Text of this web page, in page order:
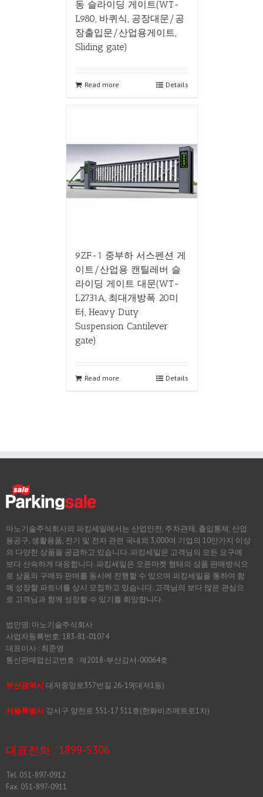
동 슬라이딩 게이트(WT-
L980, 바퀴식, 공장대문/공
장출입문/산업용게이트,
Sliding gate)
Read more Details
9ZF-1 중부하 서스펜션 게
이트/산업용 캔틸레버 슬
라이딩 게이트 대문(WT-
L2731A, 최대개방폭 20미
터, Heavy Duty
Suspension Cantilever
gate)
Read more Details
마노기술주식회사의 파킹세일에서는 산업안전, 주차관제, 출입통제, 산업
용공구, 생활용품, 전기 및 전자 관련 국내외 3,000여 기업의 10만가지 이상
의 다양한 상품을 공급하고 있습니다. 파킹세일은 고객님의 모든 요구에
보다 신속하게 대응합니다. 파킹세일은 오픈마켓 형태의 상품 판매방식으
로 상품의 구매와 판매를 동시에 진행할 수 있으며 파킹세일을 통하여 함
께 성장할 파트너를 상시 모집하고 있습니다. 고객님의 보다 많은 관심으
로 고객님과 함께 성장할 수 있기를 희망합니다.
법인명: 마노기술주식회사
사업자등록번호: 183-81-01074
대표이사 : 최준영
통신판매업신고번호 : 제2018-부산강서-00064호
부산광역시 대저중앙로357번길 26-19(대저1동)
서울특별시 강서구 양천로 551-17 511호(한화비즈메트로1차)
대표전화 : 1899-5306
Tel. 051-897-0912
Fax. 051-897-0911